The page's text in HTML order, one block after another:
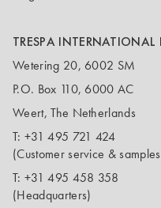
TRESPA INTERNATIONAL
Wetering 20, 6002 SM
P.O. Box 110, 6000 AC
Weert, The Netherlands
T: +31 495 721 424
(Customer service &
T: +31 495 458 358
(Headquarters)